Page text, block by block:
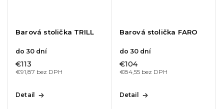
Barová stolička TRILL
do 30 dní
€91,87 bez DPH
€113
Detail
Barová stolička FARO
do 30 dní
€84,55 bez DPH
€104
Detail